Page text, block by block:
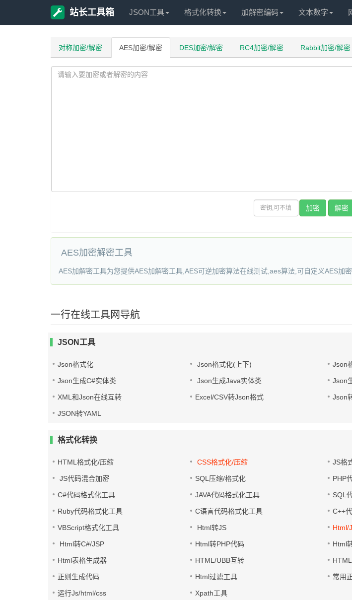
站长工具箱 JSON工具 格式化转换 加解密编码 文本数字
对称加密/解密 AES加密/解密 DES加密/解密 RC4加密/解密 Rabbit加密/解密
AES加密解密工具
AES加解密工具为您提供AES加解密工具,AES可逆加密算法在线测试,aes算法,可自定义AES加
一行在线工具网导航
JSON工具
Json格式化 Json格式化(上下) Json
Json生成C#实体类 Json生成Java实体类 Json
XML和Json在线互转 Excel/CSV转Json格式 Json
JSON转YAML
格式化转换
HTML格式化/压缩 CSS格式化/压缩 JS格
JS代码混合加密 SQL压缩/格式化 PHP
C#代码格式化工具 JAVA代码格式化工具 SQL
Ruby代码格式化工具 C语言代码格式化工具 C++
VBScript格式化工具 Html转JS Html/
Html转C#/JSP Html转PHP代码 Html
Html表格生成器 HTML/UBB互转
正则生成代码 Html过滤工具 常用
运行Js/html/css Xpath工具